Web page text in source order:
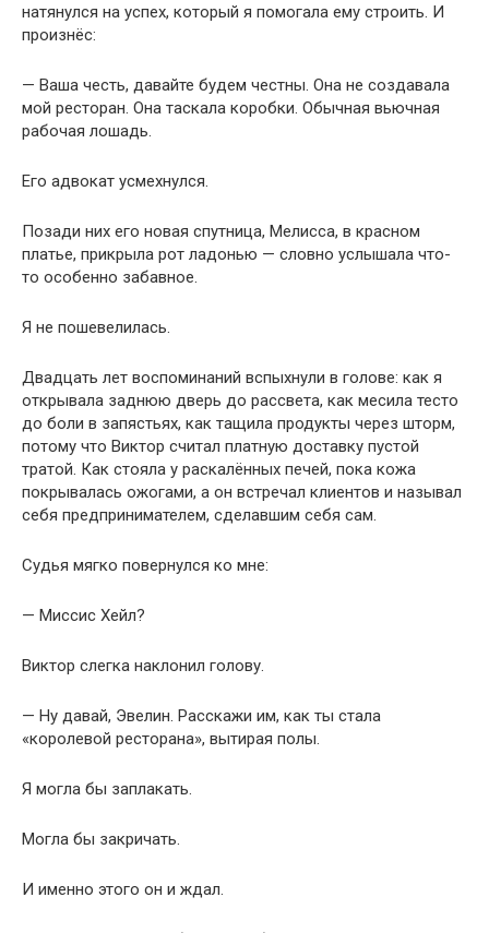
натянулся на успех, который я помогала ему строить. И
произнёс:
— Ваша честь, давайте будем честны. Она не создавала
мой ресторан. Она таскала коробки. Обычная вьючная
рабочая лошадь.
Его адвокат усмехнулся.
Позади них его новая спутница, Мелисса, в красном
платье, прикрыла рот ладонью — словно услышала что-
то особенно забавное.
Я не пошевелилась.
Двадцать лет воспоминаний вспыхнули в голове: как я
открывала заднюю дверь до рассвета, как месила тесто
до боли в запястьях, как тащила продукты через шторм,
потому что Виктор считал платную доставку пустой
тратой. Как стояла у раскалённых печей, пока кожа
покрывалась ожогами, а он встречал клиентов и называл
себя предпринимателем, сделавшим себя сам.
Судья мягко повернулся ко мне:
— Миссис Хейл?
Виктор слегка наклонил голову.
— Ну давай, Эвелин. Расскажи им, как ты стала
«королевой ресторана», вытирая полы.
Я могла бы заплакать.
Могла бы закричать.
И именно этого он и ждал.